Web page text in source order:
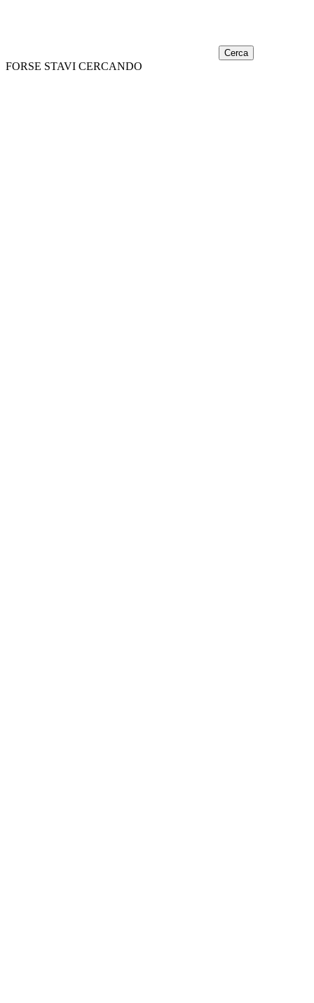
Cerca
FORSE STAVI CERCANDO